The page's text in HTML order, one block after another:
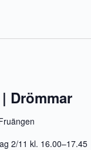
Drömmar
2/11 kl.